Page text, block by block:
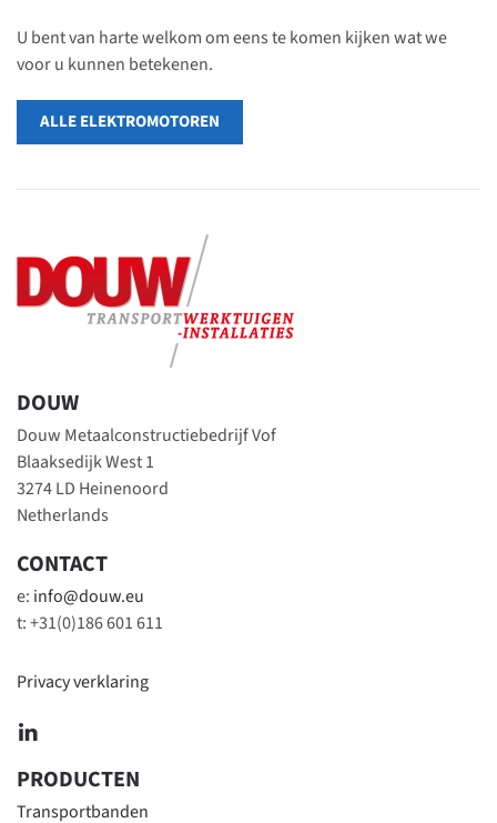
U bent van harte welkom om eens te komen kijken wat we
voor u kunnen betekenen.
ALLE ELEKTROMOTOREN
DOUW
Douw Metaalconstructiebedrijf Vof
Blaaksedijk West 1
3274 LD Heinenoord
Netherlands
CONTACT
e: info@douw.eu
t: +31(0)186 601 611
Privacy verklaring
PRODUCTEN
Transportbanden